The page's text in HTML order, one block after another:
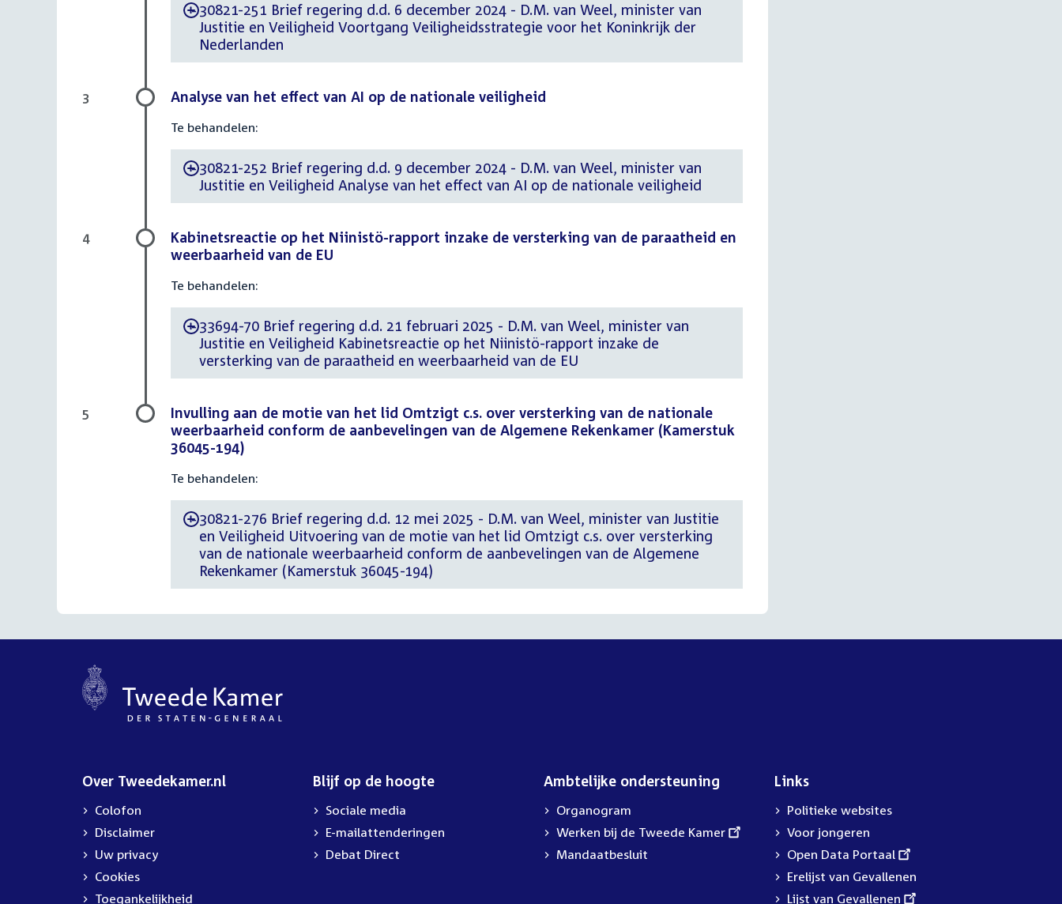
-30821-251 Brief regering d.d. 6 december 2024 - D.M. van Weel, minister van
Justitie en Veiligheid Voortgang Veiligheidsstrategie voor het Koninkrijk der
Nederlanden
Analyse van het effect van AI op de nationale veiligheid
Te behandelen:
-30821-252 Brief regering d.d. 9 december 2024 - D.M. van Weel, minister van
Justitie en Veiligheid Analyse van het effect van AI op de nationale veiligheid
3
Kabinetsreactie op het Niinistö-rapport inzake de versterking van de paraatheid en
weerbaarheid van de EU
Te behandelen:
-33694-70 Brief regering d.d. 21 februari 2025 - D.M. van Weel, minister van
Justitie en Veiligheid Kabinetsreactie op het Niinistö-rapport inzake de
versterking van de paraatheid en weerbaarheid van de EU
4
Invulling aan de motie van het lid Omtzigt c.s. over versterking van de nationale
weerbaarheid conform de aanbevelingen van de Algemene Rekenkamer (Kamerstuk
36045-194)
Te behandelen:
-30821-276 Brief regering d.d. 12 mei 2025 - D.M. van Weel, minister van Justitie
en Veiligheid Uitvoering van de motie van het lid Omtzigt c.s. over versterking
van de nationale weerbaarheid conform de aanbevelingen van de Algemene
Rekenkamer (Kamerstuk 36045-194)
5
Over Tweedekamer.nl
Colofon
Disclaimer
Uw privacy
Cookies
Toegankelijkheid
Blijf op de hoogte
Sociale media
E-mailattenderingen
Debat Direct
Ambtelijke ondersteuning
Organogram
External
link:
Werken bij de Tweede Kamer
Mandaatbesluit
Links
Politieke websites
Voor jongeren
External
link:
Open Data Portaal
Erelijst van Gevallenen
External
Lijst van Gevallenen